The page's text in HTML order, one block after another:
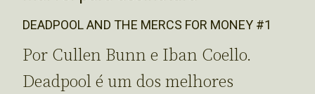
DEADPOOL AND THE MERCS FOR MONEY #1
Por Cullen Bunn e Iban Coello.
Deadpool é um dos melhores